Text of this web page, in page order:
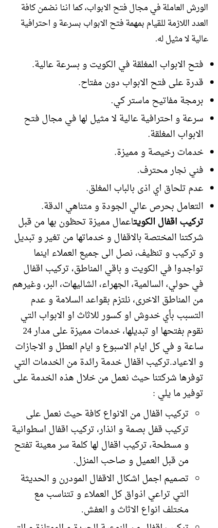
الورش العاملة في مجال فتح الابواب، كما اننا نضمن كافة
العدد اللازمة للقيام بمهمة فتح الابواب بسرعة و احترافية
عالية لا مثيل له.
فتح الابواب المغلقة في الكويت و بسرعة عالية.
قدرة على فتح الابواب دون مفتاح.
برمجة مفاتيح ماستر كي.
سرعة و احترافية عالية لا مثيل لها في مجال فتح
الابواب المغلقة.
خدمات رخيصة و مميزة.
فني نجار محترف.
عدم تلحاق اي اذى بالباب المغلق.
التعامل بحرص عالي الجودة و متناهي الدقة.
تركيب اقفال الكويتاعمال مميزة تحظون بها من قبل
شركتنا المختصة بالاقفال و خدماتها من تغير و تبديل
و تركيب و تنظيف، نصل الى جميع العملاء اينما
تواجدوا في الكويت و باقي المناطق، تركيب اقفال
في حولي، السالمية، الجهراء، الشاليهات، البر، وغيرهم
من المناطق الاخرى، نلتزم بقواعد السلامة و عدم
التسبب بأي خدوش او كسور للاثاث او الابواب التي
نقوم بفتحها او تبديلها، خدمات مميزة على مدار 24
ساعة و في كل ايام الاسبوع و ايام العطل و الاجازات
و الاعياد.تركيب اقفال خدمة رائدة من الخدمات التي
توفرها شركتنا حيث نعمل من خلال هذه الخدمة على
توفير ما يلي :
تركيب اقفال من الانواع كافة حيث نعمل على
تركيب قفل بصمة و انذار، تركيب اقفال اسطوانية
و مسطحة، تركيب اقفال لها كلمة سر معينة تفتح
من قبل العميل و صاحب المنزل.
تصميم اجمل اشكال الاقفال المودرن و الحديثة
التي تراعي اذواق كل العملاء و تتناسب مع
مختلف انواع الاثاث و العفش.